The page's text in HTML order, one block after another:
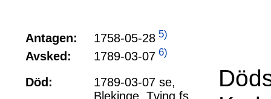
Antagen: 1758-05-28 5)
Avsked: 1789-03-07 6)
Död:
1789-03-07 se,
Blekinge, Tving fs,